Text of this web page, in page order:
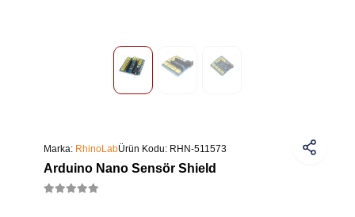
Marka: RhinoLabÜrün Kodu: RHN-511573
Arduino Nano Sensör Shield